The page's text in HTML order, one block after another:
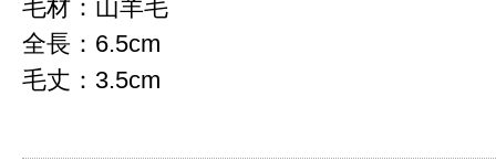
毛材：山羊毛
全長：6.5cm
毛丈：3.5cm